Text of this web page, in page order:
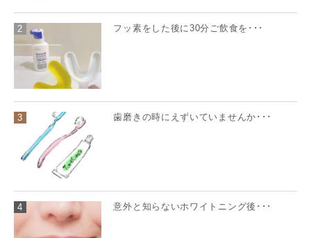
2 フッ素をした後に30分ご飲食を･･･
3 歯磨きの時にえずいていませんか･･･
4 意外と知らないホワイトニング後･･･